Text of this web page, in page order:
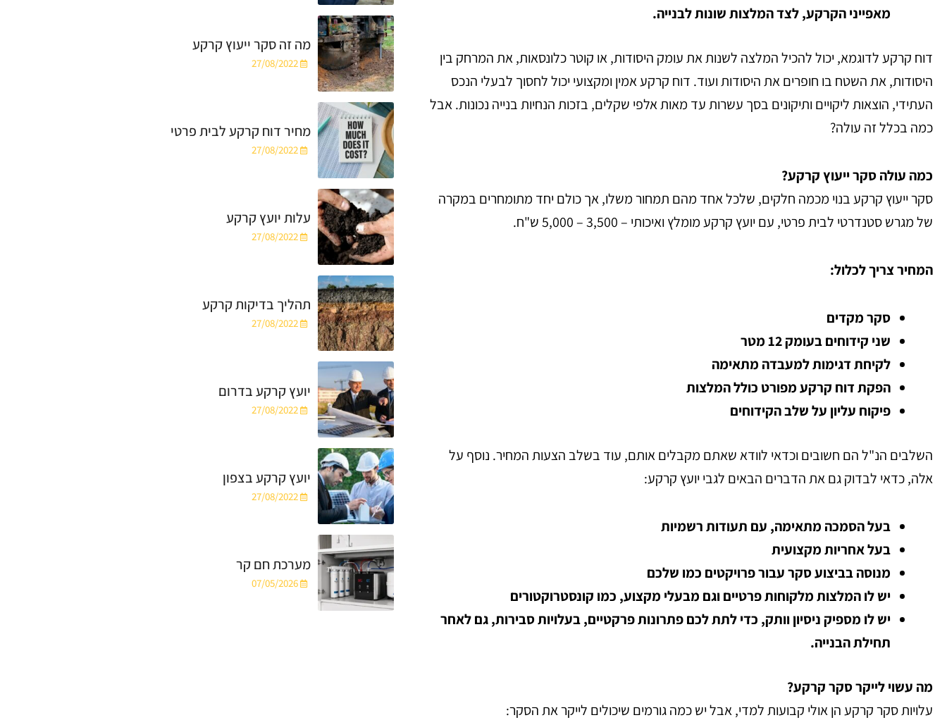
מאפייני הקרקע, לצד המלצות שונות לבנייה.
דוח קרקע לדוגמא, יכול להכיל המלצה לשנות את עומק היסודות, או קוטר כלונסאות, את המרחק בין
היסודות, את השטח בו חופרים את היסודות ועוד. דוח קרקע אמין ומקצועי יכול לחסוך לבעלי הנכס
העתידי, הוצאות ליקויים ותיקונים בסך עשרות עד מאות אלפי שקלים, בזכות הנחיות בנייה נכונות. אבל
כמה בכלל זה עולה?
כמה עולה סקר ייעוץ קרקע?
סקר ייעוץ קרקע בנוי מכמה חלקים, שלכל אחד מהם תמחור משלו, אך כולם יחד מתומחרים במקרה
של מגרש סטנדרטי לבית פרטי, עם יועץ קרקע מומלץ ואיכותי – 3,500 – 5,000 ש"ח.
המחיר צריך לכלול:
סקר מקדים
שני קידוחים בעומק 12 מטר
לקיחת דגימות למעבדה מתאימה
הפקת דוח קרקע מפורט כולל המלצות
פיקוח עליון על שלב הקידוחים
השלבים הנ"ל הם חשובים וכדאי לוודא שאתם מקבלים אותם, עוד בשלב הצעות המחיר. נוסף על
אלה, כדאי לבדוק גם את הדברים הבאים לגבי יועץ קרקע:
בעל הסמכה מתאימה, עם תעודות רשמיות
בעל אחריות מקצועית
מנוסה בביצוע סקר עבור פרויקטים כמו שלכם
יש לו המלצות מלקוחות פרטיים וגם מבעלי מקצוע, כמו קונסטרוקטורים
יש לו מספיק ניסיון וותק, כדי לתת לכם פתרונות פרקטיים, בעלויות סבירות, גם לאחר
תחילת הבנייה.
מה עשוי לייקר סקר קרקע?
עלויות סקר קרקע הן אולי קבועות למדי, אבל יש כמה גורמים שיכולים לייקר את הסקר:
מה זה סקר ייעוץ קרקע
27/08/2022
מחיר דוח קרקע לבית פרטי
27/08/2022
עלות יועץ קרקע
27/08/2022
תהליך בדיקות קרקע
27/08/2022
יועץ קרקע בדרום
27/08/2022
יועץ קרקע בצפון
27/08/2022
מערכת חם קר
07/05/2026